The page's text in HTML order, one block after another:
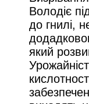
Володіє
до гнилі,
який